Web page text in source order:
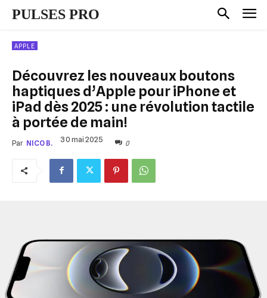
PULSES PRO
APPLE
Découvrez les nouveaux boutons
haptiques d’Apple pour iPhone et
iPad dès 2025 : une révolution tactile
à portée de main!
Par NICO B. 30 mai 2025 0